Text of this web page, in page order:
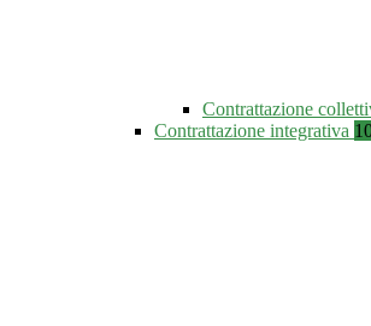
Contrattazione
Contrattazione integrativa